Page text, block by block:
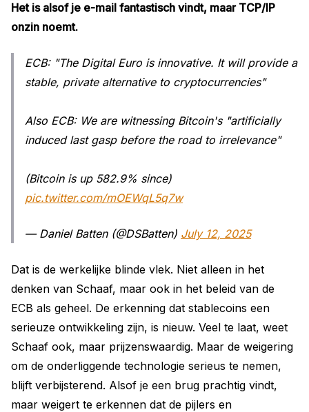
Het is alsof je e-mail fantastisch vindt, maar TCP/IP
onzin noemt.
ECB: "The Digital Euro is innovative. It will provide a
stable, private alternative to cryptocurrencies"
Also ECB: We are witnessing Bitcoin's "artificially
induced last gasp before the road to irrelevance"
(Bitcoin is up 582.9% since)
pic.twitter.com/mOEWqL5q7w
— Daniel Batten (@DSBatten) July 12, 2025
Dat is de werkelijke blinde vlek. Niet alleen in het
denken van Schaaf, maar ook in het beleid van de
ECB als geheel. De erkenning dat stablecoins een
serieuze ontwikkeling zijn, is nieuw. Veel te laat, weet
Schaaf ook, maar prijzenswaardig. Maar de weigering
om de onderliggende technologie serieus te nemen,
blijft verbijsterend. Alsof je een brug prachtig vindt,
maar weigert te erkennen dat de pijlers en